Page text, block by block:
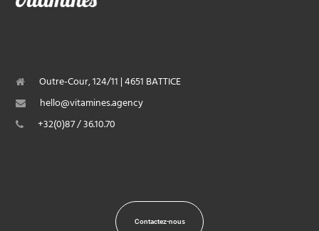
Outre-Cour, 124/11 | 4651 BATTICE
hello@vitamines.agency
+32(0)87 / 36.10.70
Contactez-nous